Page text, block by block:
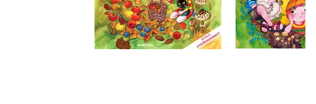
Do košíku
263 Kč
Do
239 Kč